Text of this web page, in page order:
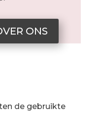
ONS
de gebruikte